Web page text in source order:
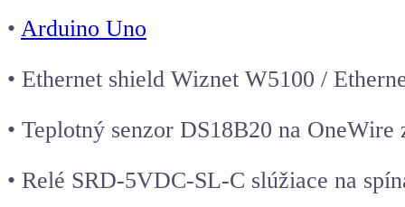
• Arduino Uno
• Ethernet shield Wiznet W5100 /
• Teplotný senzor DS18B20 na OneWire
• Relé SRD-5VDC-SL-C slúžiace na